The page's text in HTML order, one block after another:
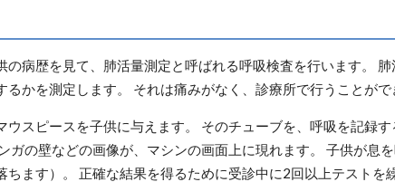
病歴を見て、肺活量測定と呼ばれる呼吸検査を行います。
かを測定します。 それは痛みがなく、診療所で行うことがで
ウスピースを子供に与えます。 そのチューブを、呼吸を記録
ガの壁などの画像が、マシンの画面上に現れます。 子供が息
ちます）。 正確な結果を得るために受診中に2回以上テストを